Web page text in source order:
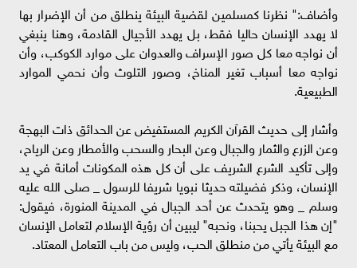
وأضاف:" نظرنا كمسلمين لقضية البيئة ينطلق من أن الإضرار بها
لا يهدد الإنسان حاليا فقط، بل يهدد الأجيال القادمة، وهنا ينبغي
أن نواجه معا كل صور الإسراف والعدوان على موارد الكوكب، وأن
نواجه معا أسباب تغير المناخ، وصور التلوث وأن نحمي الموارد
الطبيعية.
وأشار إلى حديث القرآن الكريم المستفيض عن الحدائق ذات البهجة
وعن الزرع والثمار والجبال وعن البحار والسحب والأمطار وعن الرياح،
وإلى تأكيد الشرع الشريف على أن كل هذه المكونات أمانة في يد
الإنسان، وذكر فضيلته حديثا نبويا شريفا للرسول _ صلى الله عليه
وسلم _ وهو يتحدث عن أحد الجبال في المدينة المنورة، فيقول:
"إن هذا الجبل يحبنا، ونحبه" ليبين أن رؤية الإسلام لتعامل الإنسان
مع البيئة يأتي من منطلق الحب، وليس من باب التعامل المعتاد.